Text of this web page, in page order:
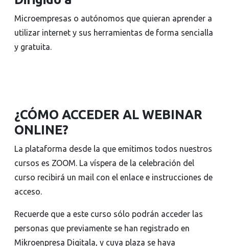
Microempresas o autónomos que quieran aprender a
utilizar internet y sus herramientas de forma sencialla
y gratuita.
¿CÓMO ACCEDER AL WEBINAR
ONLINE?
La plataforma desde la que emitimos todos nuestros
cursos es ZOOM. La víspera de la celebración del
curso recibirá un mail con el enlace e instrucciones de
acceso.
Recuerde que a este curso sólo podrán acceder las
personas que previamente se han registrado en
Mikroenpresa Digitala, y cuya plaza se haya